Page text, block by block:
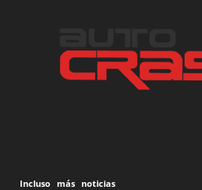
Incluso más noticias